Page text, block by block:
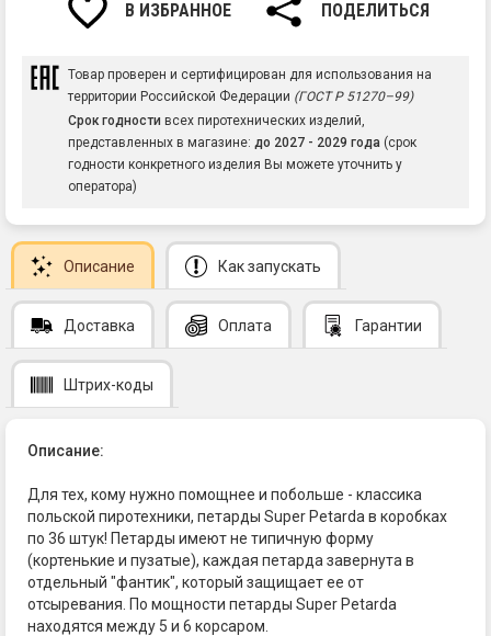
В ИЗБРАННОЕ ПОДЕЛИТЬСЯ
Товар проверен и сертифицирован для использования на
территории Российской Федерации (ГОСТ Р 51270–99)
Срок годности всех пиротехнических изделий,
представленных в магазине: до 2027 - 2029 года (срок
годности конкретного изделия Вы можете уточнить у
оператора)
Описание Как запускать
Доставка Оплата Гарантии
Штрих-коды
Описание:
Для тех, кому нужно помощнее и побольше - классика
польской пиротехники, петарды Super Petarda в коробках
по 36 штук! Петарды имеют не типичную форму
(кортенькие и пузатые), каждая петарда завернута в
отдельный "фантик", который защищает ее от
отсыревания. По мощности петарды Super Petarda
находятся между 5 и 6 корсаром.